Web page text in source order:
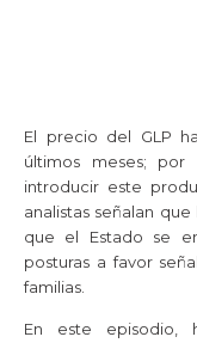
El precio del GLP
últimos meses;
introducir este
analistas señalan
que el Estado se
posturas a favor
familias.
En este episodio,